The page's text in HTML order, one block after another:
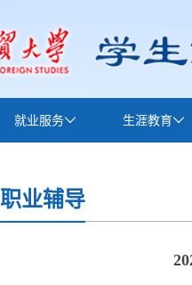
就业服务 生涯教育
职业辅导